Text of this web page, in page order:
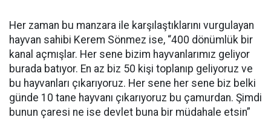
Her zaman bu manzara ile karşılaştıklarını vurgulayan
hayvan sahibi Kerem Sönmez ise, “400 dönümlük bir
kanal açmışlar. Her sene bizim hayvanlarımız geliyor
burada batıyor. En az biz 50 kişi toplanıp geliyoruz ve
bu hayvanları çıkarıyoruz. Her sene her sene biz belki
günde 10 tane hayvanı çıkarıyoruz bu çamurdan. Şimdi
bunun çaresi ne ise devlet buna bir müdahale etsin”